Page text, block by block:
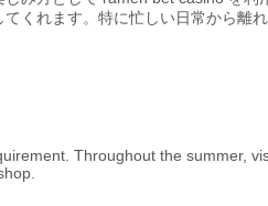
くれます。特に忙しい日常から離
Throughout the summer,